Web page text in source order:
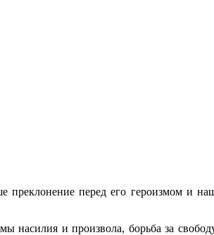
перед его героизмом и
насилия и произвола, борьба за